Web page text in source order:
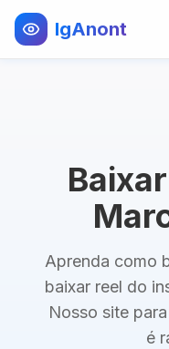
IgAnont
Aprenda como
baixar reel do
Nosso site
é